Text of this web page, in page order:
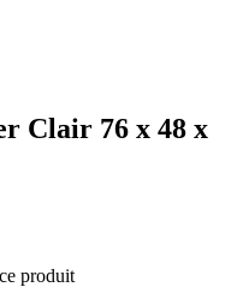
Clair 76 x 48 x
produit